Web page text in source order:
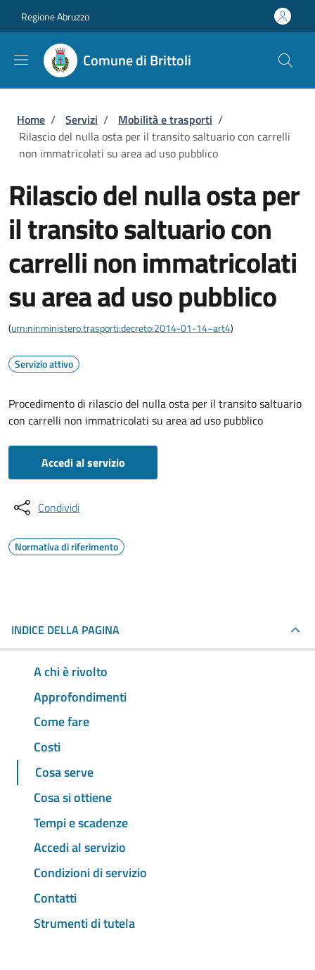
Regione Abruzzo
Comune di Brittoli
Briciole di pane
Home / Servizi / Mobilità e trasporti /
Rilascio del nulla osta per il transito saltuario con carrelli
non immatricolati su area ad uso pubblico
Rilascio del nulla osta per
il transito saltuario con
carrelli non immatricolati
su area ad uso pubblico
(urn:nir:ministero.trasporti:decreto:2014-01-14~art4)
Servizio attivo
Procedimento di rilascio del nulla osta per il transito saltuario
con carrelli non immatricolati su area ad uso pubblico
Accedi al servizio
Condividi
Normativa di riferimento
INDICE DELLA PAGINA
A chi è rivolto
Approfondimenti
Come fare
Costi
Cosa serve
Cosa si ottiene
Tempi e scadenze
Accedi al servizio
Condizioni di servizio
Contatti
Strumenti di tutela